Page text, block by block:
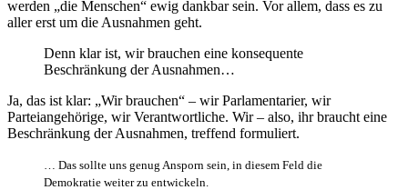
werden „die Menschen“ ewig dankbar sein. Vor allem, dass es zu
aller erst um die Ausnahmen geht.
Denn klar ist, wir brauchen eine konsequente
Beschränkung der Ausnahmen…
Ja, das ist klar: „Wir brauchen“ – wir Parlamentarier, wir
Parteiangehörige, wir Verantwortliche. Wir – also, ihr braucht eine
Beschränkung der Ausnahmen, treffend formuliert.
… Das sollte uns genug Ansporn sein, in diesem Feld die
Demokratie weiter zu entwickeln.